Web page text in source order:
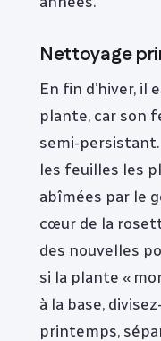
Nettoyage
En fin d’hiver,
plante, car son
semi-
les feuilles les
abîmées par le
cœur de la
des nouvelles
si la plante «
à la base,
printemps,